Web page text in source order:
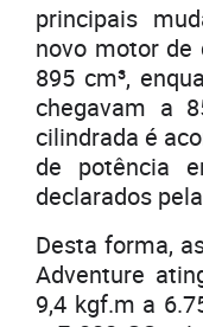
principais
novo motor de
895 cm³,
chegavam a
cilindrada é
de potência
declarados
Desta forma,
Adventure
9,4 kgf.m a